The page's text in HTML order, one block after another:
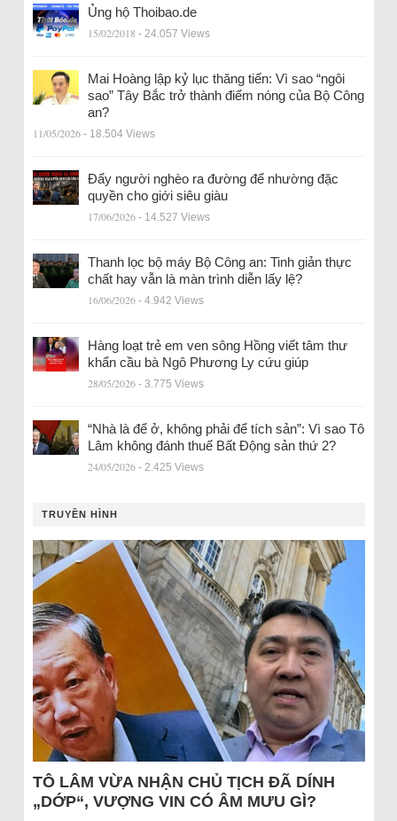
Ủng hộ Thoibao.de
15/02/2018 - 24.057 Views
Mai Hoàng lập kỷ lục thăng tiến: Vì sao “ngôi
sao” Tây Bắc trở thành điểm nóng của Bộ Công
an?
11/05/2026 - 18.504 Views
Đẩy người nghèo ra đường để nhường đặc
quyền cho giới siêu giàu
17/06/2026 - 14.527 Views
Thanh lọc bộ máy Bộ Công an: Tinh giản thực
chất hay vẫn là màn trình diễn lấy lệ?
16/06/2026 - 4.942 Views
Hàng loạt trẻ em ven sông Hồng viết tâm thư
khẩn cầu bà Ngô Phương Ly cứu giúp
28/05/2026 - 3.775 Views
“Nhà là để ở, không phải để tích sản”: Vì sao Tô
Lâm không đánh thuế Bất Động sản thứ 2?
24/05/2026 - 2.425 Views
TRUYỀN HÌNH
TÔ LÂM VỪA NHẬN CHỦ TỊCH ĐÃ DÍNH
„DỚP“, VƯỢNG VIN CÓ ÂM MƯU GÌ?